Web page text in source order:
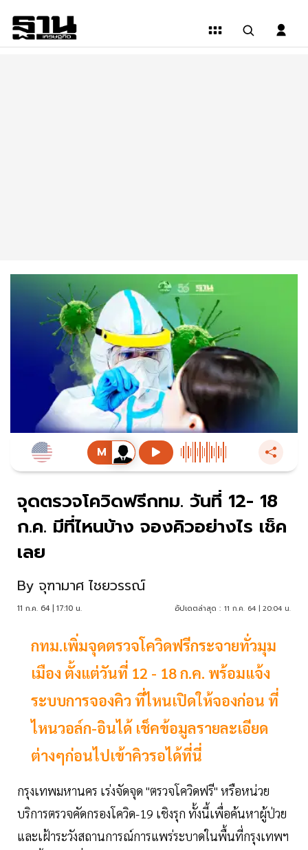
จุดตรวจโควิดฟรีกทม. วันที่ 12- 18
ก.ค. มีที่ไหนบ้าง จองคิวอย่างไร เช็ค
เลย
By จุฑามาศ ไชยวรรณ์
11 ก.ค. 64 | 17:10 น. อัปเดตล่าสุด : 11 ก.ค. 64 | 20:04 น.
กทม.เพิ่มจุดตรวจโควิดฟรีกระจายทั่วมุม
เมือง ตั้งแต่วันที่ 12 - 18 ก.ค. พร้อมแจ้ง
ระบบการจองคิว ที่ไหนเปิดให้จองก่อน ที่
ไหนวอล์ก-อินได้ เช็คข้อมูลรายละเอียด
ต่างๆก่อนไปเข้าคิวรอได้ที่นี่
กรุงเทพมหานคร เร่งจัดจุด "ตรวจโควิดฟรี" หรือหน่วย
บริการตรวจคัดกรองโควิด-19 เชิงรุก ทั้งนี้เพื่อค้นหาผู้ป่วย
และเฝ้าระวังสถานการณ์การแพร่ระบาดในพื้นที่กรุงเทพฯ